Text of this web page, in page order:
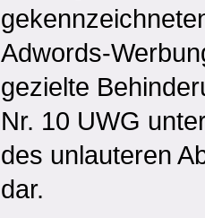
Adwords-
gezielte
Nr. 10 UWG
des unlauteren
dar.